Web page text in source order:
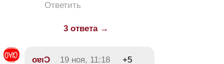
Ответить
3 ответа →
oɐıƆ 19 ноя, 11:18 +5